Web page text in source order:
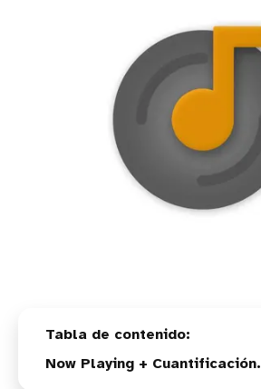
Now Playing + Cuantificación.